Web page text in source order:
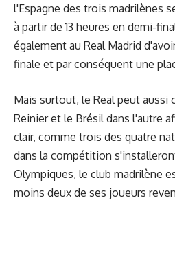
l'Espagne des trois madrilènes
à partir de 13 heures en demi-
également au Real Madrid
finale et par conséquent une
Mais surtout, le Real peut aussi
Reinier et le Brésil dans l'autre
clair, comme trois des quatre
dans la compétition
Olympiques, le club madrilène
moins deux de ses joueurs